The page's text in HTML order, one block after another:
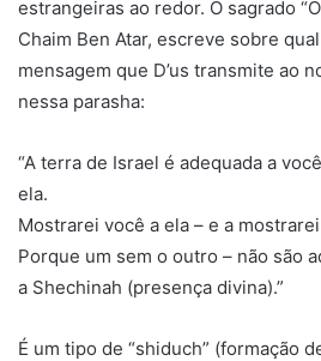
estrangeiras ao redor. O sagrado
Chaim Ben Atar, escreve sobre
mensagem que D’us transmite ao
nessa parasha:
“A terra de Israel é adequada a
ela.
Mostrarei você a ela – e a
Porque um sem o outro – não são
a Shechinah (presença divina).”
É um tipo de “shiduch” (formação